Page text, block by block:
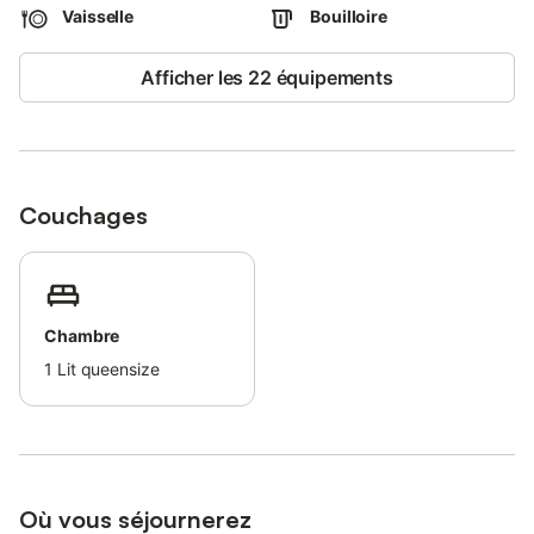
Quatre places de parking sont à votre disposition sur la
propriété. Les événements ne sont pas autorisés. Un service de
ménage est disponible pendant votre séjour, moyennant un
Vaisselle Bouilloire
Afficher les 22 équipements
Couchages
Chambre
1 Lit queensize
Où vous séjournerez